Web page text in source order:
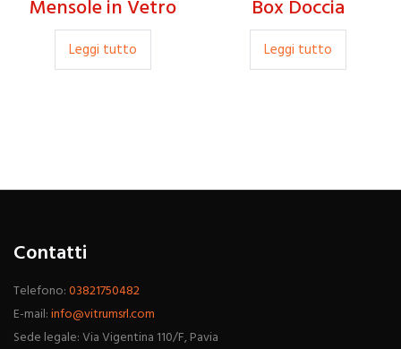
Mensole in Vetro
Leggi tutto
Box Doccia
Leggi tutto
Contatti
Telefono:03821750482
E-mail:info@vitrumsrl.com
Sede legale: Via Vigentina 110/F, Pavia